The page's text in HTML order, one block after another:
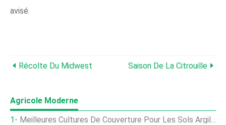
avisé.
Récolte Du Midwest Saison De La Citrouille
Agricole Moderne
Meilleures Cultures De Couverture Pour Les Sols Argileux:Fixation Du Sol Argileux Avec Des Cultures De Couverture